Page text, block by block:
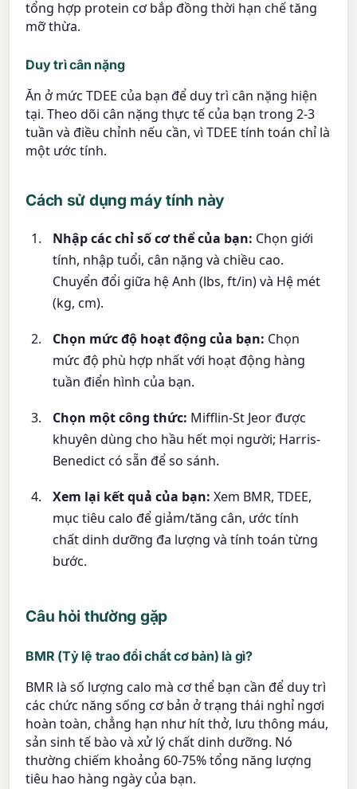
tổng hợp protein cơ bắp đồng thời hạn chế tăng
mỡ thừa.
Duy trì cân nặng
Ăn ở mức TDEE của bạn để duy trì cân nặng hiện
tại. Theo dõi cân nặng thực tế của bạn trong 2-3
tuần và điều chỉnh nếu cần, vì TDEE tính toán chỉ là
một ước tính.
Cách sử dụng máy tính này
Nhập các chỉ số cơ thể của bạn: Chọn giới
tính, nhập tuổi, cân nặng và chiều cao.
Chuyển đổi giữa hệ Anh (lbs, ft/in) và Hệ mét
(kg, cm).
Chọn mức độ hoạt động của bạn: Chọn
mức độ phù hợp nhất với hoạt động hàng
tuần điển hình của bạn.
Chọn một công thức: Mifflin-St Jeor được
khuyên dùng cho hầu hết mọi người; Harris-
Benedict có sẵn để so sánh.
Xem lại kết quả của bạn: Xem BMR, TDEE,
mục tiêu calo để giảm/tăng cân, ước tính
chất dinh dưỡng đa lượng và tính toán từng
bước.
Câu hỏi thường gặp
BMR (Tỷ lệ trao đổi chất cơ bản) là gì?
BMR là số lượng calo mà cơ thể bạn cần để duy trì
các chức năng sống cơ bản ở trạng thái nghỉ ngơi
hoàn toàn, chẳng hạn như hít thở, lưu thông máu,
sản sinh tế bào và xử lý chất dinh dưỡng. Nó
thường chiếm khoảng 60-75% tổng năng lượng
tiêu hao hàng ngày của bạn.